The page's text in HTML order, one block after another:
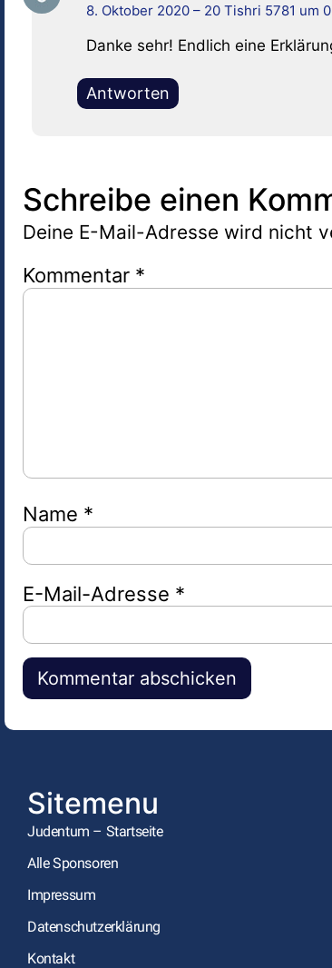
8. Oktober 2020 – 20 Tishri 5781 um
Danke sehr! Endlich eine
Antworten
Schreibe einen
Deine E-Mail-Adresse wird nicht
Kommentar *
Name *
E-Mail-Adresse *
Alternative:
Sitemenu
Judentum – Startseite
Alle Sponsoren
Impressum
Datenschutzerklärung
Kontakt